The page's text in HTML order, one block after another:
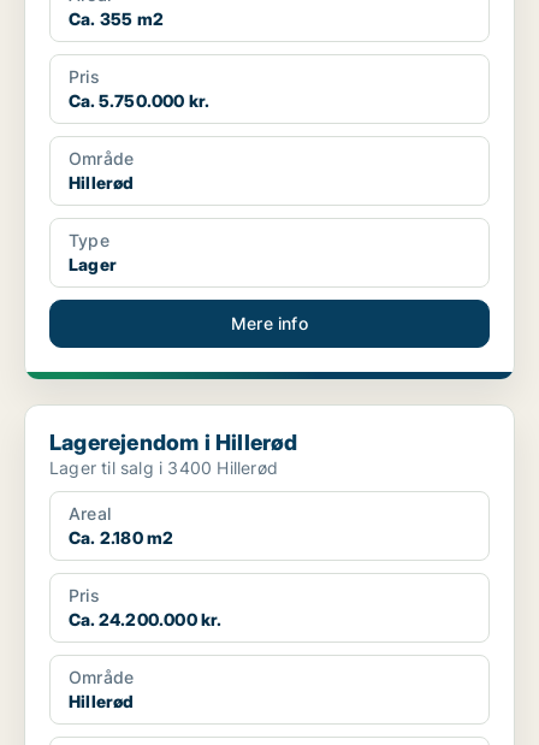
Ca. 355 m2
Pris
Ca. 5.750.000 kr.
Område
Hillerød
Type
Lager
Mere info
Lagerejendom i Hillerød
Lagerejendom i Hillerød
Lager til salg i 3400 Hillerød
Areal
Ca. 2.180 m2
Pris
Ca. 24.200.000 kr.
Område
Hillerød